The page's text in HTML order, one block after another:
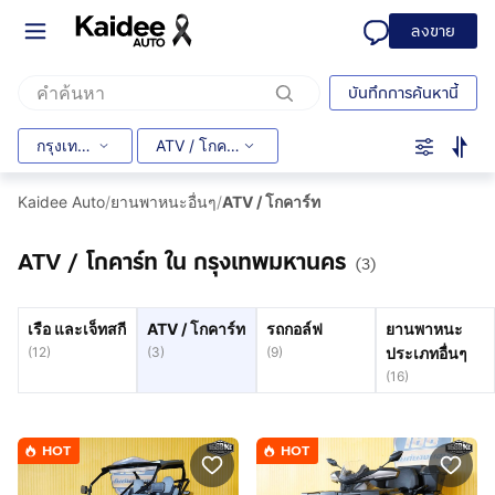
ลงขาย
บันทึกการค้นหานี้
กรุงเทพมหานคร ATV / โกคาร์ท
Kaidee Auto/ยานพาหนะอื่นๆ/ATV / โกคาร์ท
ATV / โกคาร์ท ใน กรุงเทพมหานคร (3)
เรือ และเจ็ทสกี
(12)
ATV / โกคาร์ท
(3)
รถกอล์ฟ
(9)
ยานพาหนะ
ประเภทอื่นๆ
(16)
HOT HOT